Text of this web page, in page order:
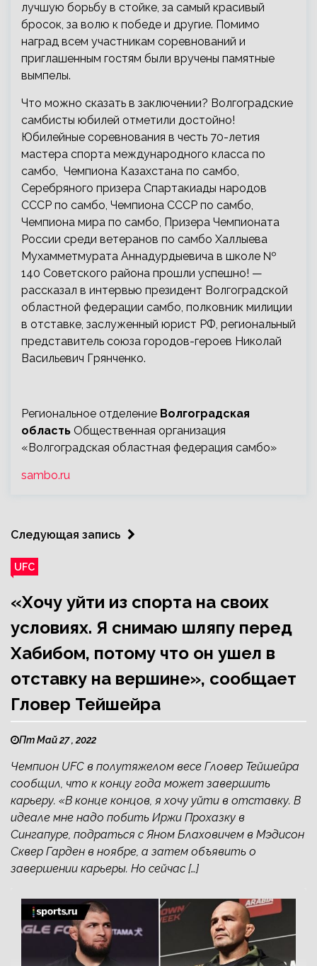
лучшую борьбу в стойке, за самый красивый
бросок, за волю к победе и другие. Помимо
наград всем участникам соревнований и
приглашенным гостям были вручены памятные
вымпелы.
Что можно сказать в заключении? Волгоградские
самбисты юбилей отметили достойно!
Юбилейные соревнования в честь 70-летия
мастера спорта международного класса по
самбо, Чемпиона Казахстана по самбо,
Серебряного призера Спартакиады народов
СССР по самбо, Чемпиона СССР по самбо,
Чемпиона мира по самбо, Призера Чемпионата
России среди ветеранов по самбо Халлыева
Мухамметмурата Аннадурдыевича в школе №
140 Советского района прошли успешно! —
рассказал в интервью президент Волгоградской
областной федерации самбо, полковник милиции
в отставке, заслуженный юрист РФ, региональный
представитель союза городов-героев Николай
Васильевич Грянченко.
Региональное отделение Волгоградская
область Общественная организация
«Волгоградская областная федерация самбо»
sambo.ru
Следующая запись
UFC
«Хочу уйти из спорта на своих
условиях. Я снимаю шляпу перед
Хабибом, потому что он ушел в
отставку на вершине», сообщает
Гловер Тейшейра
Пт Май 27 , 2022
Чемпион UFC в полутяжелом весе Гловер Тейшейра
сообщил, что к концу года может завершить
карьеру. «В конце концов, я хочу уйти в отставку. В
идеале мне надо побить Иржи Прохазку в
Сингапуре, подраться с Яном Блаховичем в Мэдисон
Сквер Гарден в ноябре, а затем объявить о
завершении карьеры. Но сейчас […]